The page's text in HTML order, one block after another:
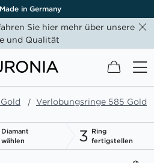
in Germany
Sie hier mehr über unsere
und Qualität
Mein
Verlobungsringe 585 Gold
Diamant
wählen
3 Ring
fertigstellen